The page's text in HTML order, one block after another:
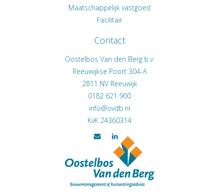
Maatschappelijk vastgoed
Facilitair
Contact
Oostelbos Van den Berg b.v.
Reeuwijkse Poort 304-A
2811 NV Reeuwijk
0182 621 900
KvK 24360314